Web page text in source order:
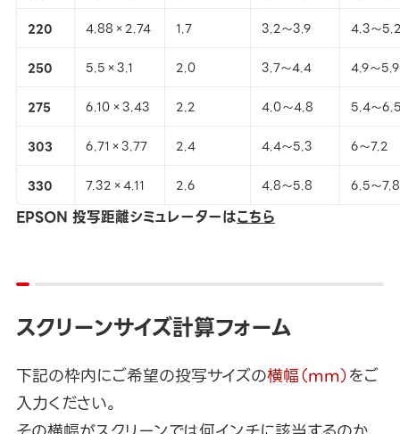
220 4.88×2.74 1.7 3.2～3.9 4.3～
250 5.5×3.1 2.0 3.7～4.4 4.9～5.9
275 6.10×3.43 2.2 4.0～4.8 5.4～
303 6.71×3.77 2.4 4.4～5.3 6～7.2
330 7.32×4.11 2.6 4.8～5.8 6.5～7.8
EPSON 投写距離シミュレーターはこちら
スクリーンサイズ計算フォーム
下記の枠内にご希望の投写サイズの横幅（mm）をご
入力ください。